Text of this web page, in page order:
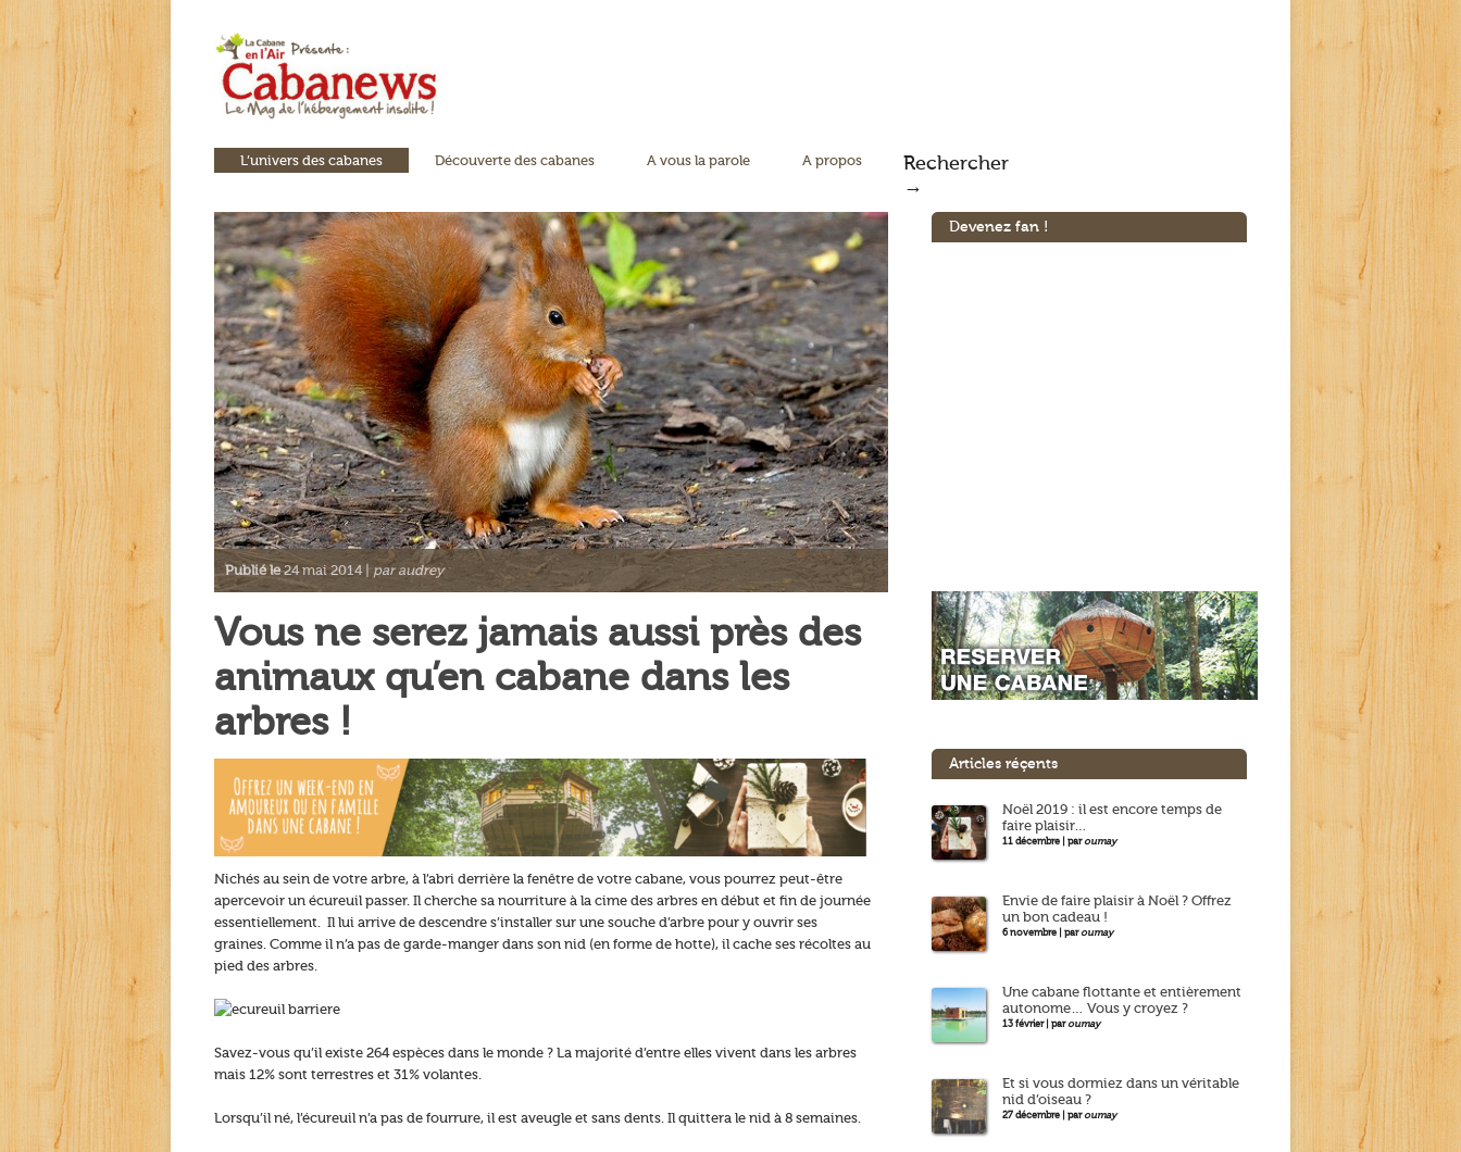
L’univers des cabanes Découverte des cabanes A vous la parole A propos
Rechercher
→
Publié le24 mai 2014 | par audrey
Vous ne serez jamais aussi près des
animaux qu’en cabane dans les
arbres !
Nichés au sein de votre arbre, à l’abri derrière la fenêtre de votre cabane, vous pourrez peut-être
apercevoir un écureuil passer. Il cherche sa nourriture à la cime des arbres en début et fin de journée
essentiellement. Il lui arrive de descendre s’installer sur une souche d’arbre pour y ouvrir ses
graines. Comme il n’a pas de garde-manger dans son nid (en forme de hotte), il cache ses récoltes au
pied des arbres.
Savez-vous qu’il existe 264 espèces dans le monde ? La majorité d’entre elles vivent dans les arbres
mais 12% sont terrestres et 31% volantes.
Lorsqu’il né, l’écureuil n’a pas de fourrure, il est aveugle et sans dents. Il quittera le nid à 8 semaines.
Devenez fan !
Articles réçents
Noël 2019 : il est encore temps de
faire plaisir…
11 décembre | paroumay
Envie de faire plaisir à Noël ? Offrez
un bon cadeau !
6 novembre | paroumay
Une cabane flottante et entièrement
autonome… Vous y croyez ?
13 février | paroumay
Et si vous dormiez dans un véritable
nid d’oiseau ?
27 décembre | paroumay